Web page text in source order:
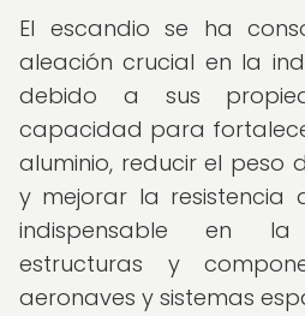
El escandio se ha
aleación crucial en la
debido a sus
capacidad para
aluminio, reducir el peso
y mejorar la
indispensable en
estructuras y
aeronaves y sistemas